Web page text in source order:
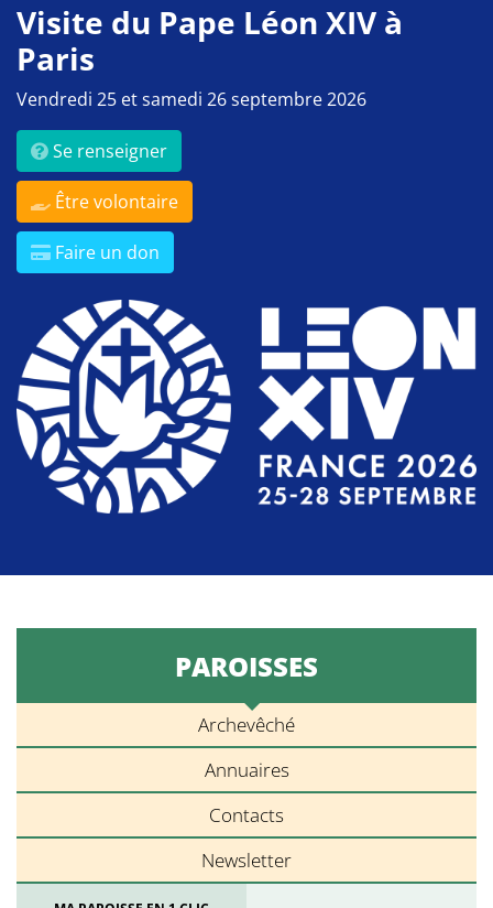
Visite du Pape Léon XIV à
Paris
Vendredi 25 et samedi 26 septembre 2026
Se renseigner
Être volontaire
Faire un don
PAROISSES
Archevêché
Annuaires
Contacts
Newsletter